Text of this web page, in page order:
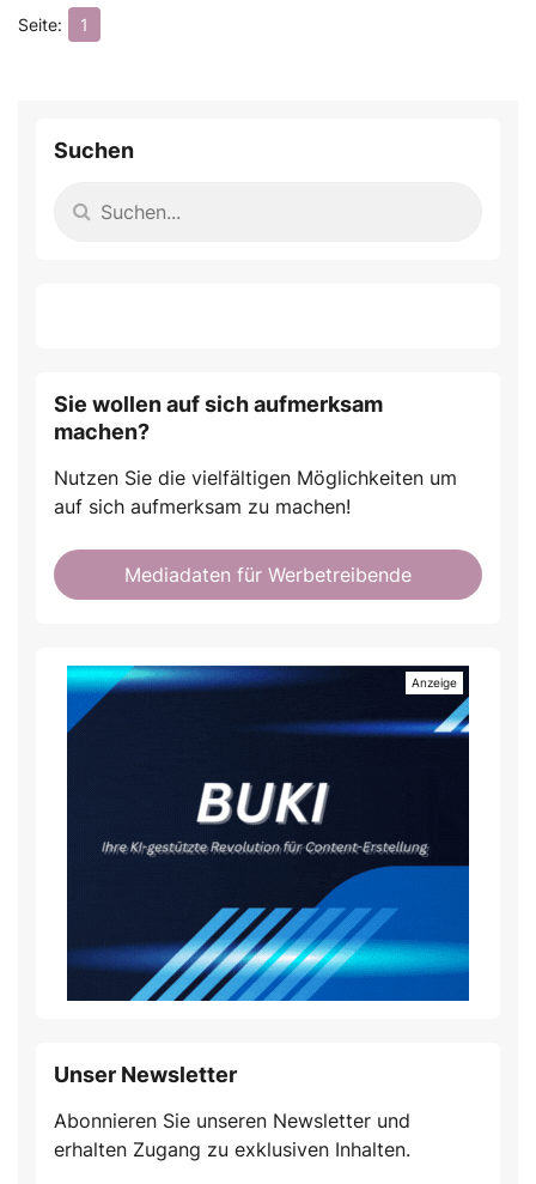
1
Suchen
Sie wollen auf sich aufmerksam
machen?
Nutzen Sie die vielfältigen Möglichkeiten um
auf sich aufmerksam zu machen!
Mediadaten für Werbetreibende
Unser Newsletter
Abonnieren Sie unseren Newsletter und
erhalten Zugang zu exklusiven Inhalten.